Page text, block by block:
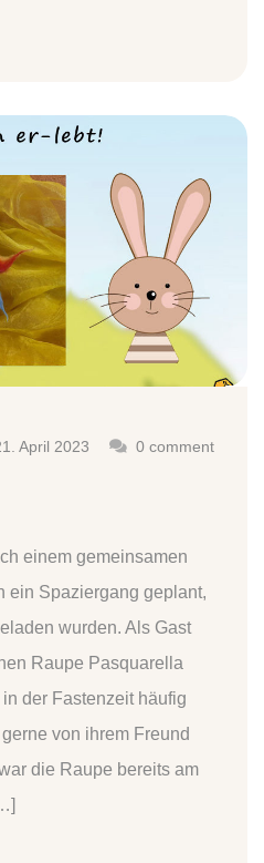
April 2023 0 comment
einem gemeinsamen
ein Spaziergang geplant,
wurden. Als Gast
Raupe Pasquarella
der Fastenzeit häufig
von ihrem Freund
die Raupe bereits am